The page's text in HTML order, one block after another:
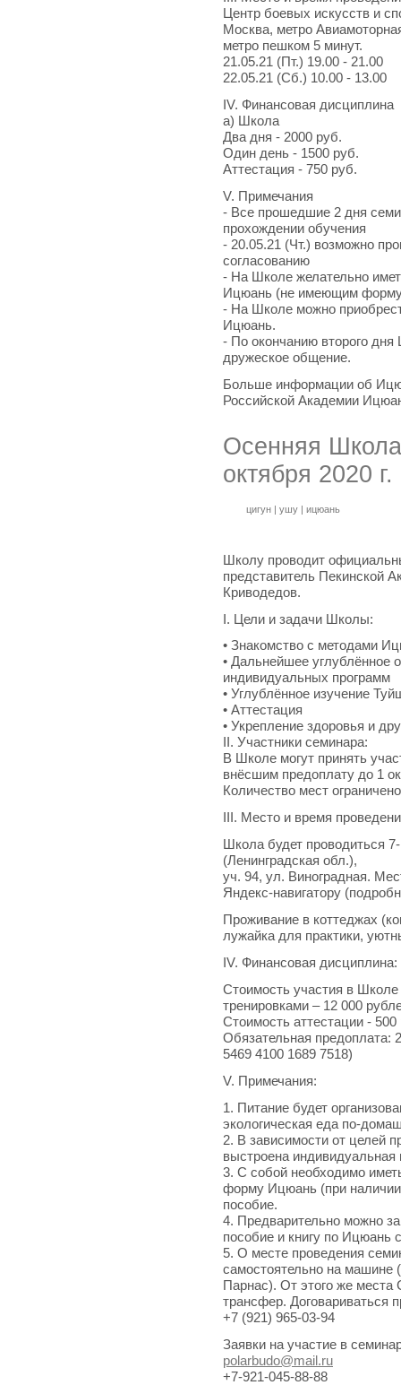
Центр боевых искусств и
Москва, метро
метро пешком 5 минут.
21.05.21 (Пт.) 19.00 - 21.00
22.05.21 (Сб.) 10.00 - 13.00
IV. Финансовая дисциплина
а) Школа
Два дня - 2000 руб.
Один день - 1500 руб.
Аттестация - 750 руб.
V. Примечания
- Все прошедшие 2 дня
прохождении обучения
- 20.05.21 (Чт.) возможно
согласованию
- На Школе желательно
Ицюань (не имеющим форму
- На Школе можно
Ицюань.
- По окончанию второго
дружеское общение.
Больше информации об
Российской Академии
Осенняя
октября 2020 г.
цигун |ушу |ицюань
Школу проводит
представитель Пекинской
Криводедов.
I. Цели и задачи Школы:
• Знакомство с методами
• Дальнейшее углублённое
индивидуальных программ
• Углублённое изучение
• Аттестация
• Укрепление здоровья и
II. Участники семинара:
В Школе могут принять
внёсшим предоплату до 1
Количество мест
III. Место и время
Школа будет проводиться
(Ленинградская обл.),
уч. 94, ул. Виноградная.
Яндекс-навигатору
Проживание в коттеджах
лужайка для практики,
IV. Финансовая дисциплина:
Стоимость участия в
тренировками – 12 000
Стоимость аттестации - 500
Обязательная предоплата:
5469 4100 1689 7518)
V. Примечания:
1. Питание будет
экологическая еда по-
2. В зависимости от целей
выстроена индивидуальная
3. С собой необходимо
форму Ицюань (при
пособие.
4. Предварительно можно
пособие и книгу по Ицюань
5. О месте проведения
самостоятельно на машине
Парнас). От этого же места
трансфер. Договариваться
+7 (921) 965-03-94
Заявки на участие в
polarbudo@mail.ru
+7-921-045-88-88